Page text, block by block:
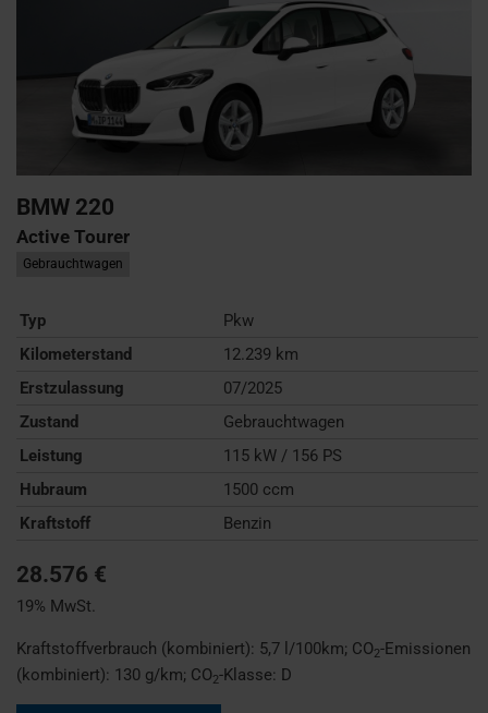
BMW 220
Active Tourer
Gebrauchtwagen
Typ
Pkw
Kilometerstand
12.239 km
Erstzulassung
07/2025
Zustand
Gebrauchtwagen
Leistung
115 kW / 156 PS
Hubraum
1500 ccm
Kraftstoff
Benzin
28.576 €
19% MwSt.
Kraftstoffverbrauch (kombiniert): 5,7 l/100km; CO2-Emissionen
(kombiniert): 130 g/km; CO2-Klasse: D